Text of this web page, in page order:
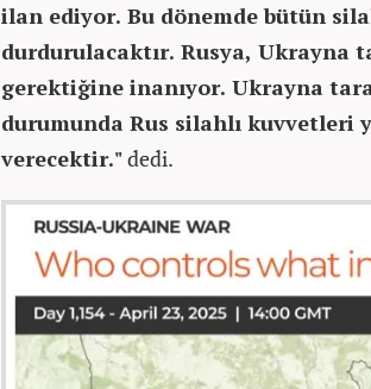
ilan ediyor. Bu dönemde bütün
durdurulacaktır. Rusya, Ukrayna
gerektiğine inanıyor. Ukrayna
durumunda Rus silahlı kuvvetleri
verecektir."dedi.